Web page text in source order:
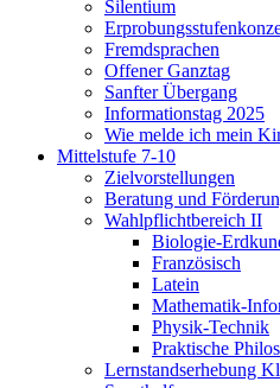
Silentium
Fremdsprachen
Offener Ganztag
Sanfter Übergang
Informationstag 2025
Wie melde ich mein
Mittelstufe 7-10
Zielvorstellungen
Beratung und
Wahlpflichtbereich II
Biologie-
Französisch
Latein
Mathematik-
Physik-Technik
Praktische
Lernstandserhebung